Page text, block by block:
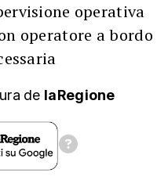
operativa
operatore a bordo
de laRegione